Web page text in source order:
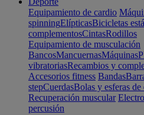
Equipamiento de cardio
spinningElípticasBicicletas
complementosCintasRodillos
Equipamiento de musculación
BancosMancuernasMáquinas
vibratoriasRecambios y
Accesorios fitness Bandas
stepCuerdasBolas y esferas
Recuperación muscular
percusión